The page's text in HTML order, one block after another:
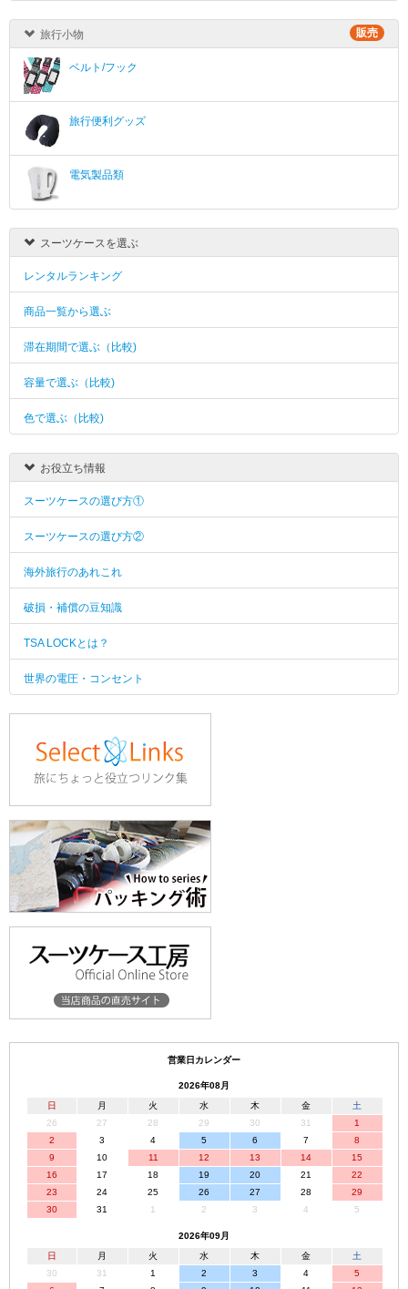
旅行小物 販売
ベルト/フック
旅行便利グッズ
電気製品類
スーツケースを選ぶ
レンタルランキング
商品一覧から選ぶ
滞在期間で選ぶ（比較)
容量で選ぶ（比較)
色で選ぶ（比較)
お役立ち情報
スーツケースの選び方①
スーツケースの選び方②
海外旅行のあれこれ
破損・補償の豆知識
TSA LOCKとは？
世界の電圧・コンセント
営業日カレンダー
2026年08月
日
月 火 水 木 金
土
26
27 28 29 30 31
1
2
3 4 5 6 7
8
9
10 11 12 13 14
15
16
17 18 19 20 21
22
23
24 25 26 27 28
29
30
31 1 2 3 4 5
2026年09月
日
月 火 水 木 金
土
30
31 1 2 3 4
5